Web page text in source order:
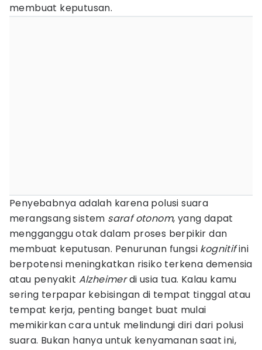
membuat keputusan.
Penyebabnya adalah karena polusi suara
merangsang sistem saraf otonom, yang dapat
mengganggu otak dalam proses berpikir dan
membuat keputusan. Penurunan fungsi kognitifini
berpotensi meningkatkan risiko terkena demensia
atau penyakit Alzheimerdi usia tua. Kalau kamu
sering terpapar kebisingan di tempat tinggal atau
tempat kerja, penting banget buat mulai
memikirkan cara untuk melindungi diri dari polusi
suara. Bukan hanya untuk kenyamanan saat ini,